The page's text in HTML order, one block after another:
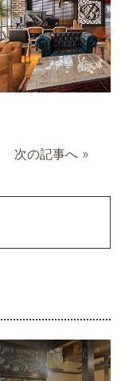
次の記事へ»